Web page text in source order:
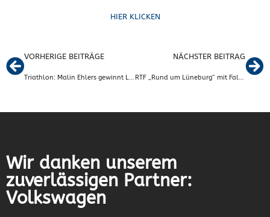
HIER KLICKEN
VORHERIGE BEITRÄGE
Triathlon: Malin Ehlers gewinnt Lauf in Meinersen
NÄCHSTER BEITRAG
RTF „Rund um Lüneburg“ mit Fallersleber Beteiligung
Wir danken unserem
zuverlässigen Partner:
Volkswagen